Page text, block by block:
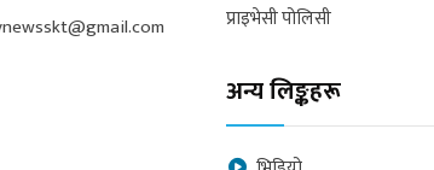
प्राइभेसी पोलिसी
अन्य लिङ्कहरू